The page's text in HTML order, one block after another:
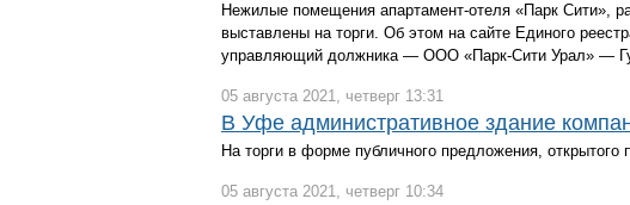
Нежилые помещения апартамент-отеля «Парк Сити»,
выставлены на торги. Об этом на сайте Единого
управляющий должника — ООО «Парк-Сити Урал» —
05 августа 2021, четверг 13:31
В Уфе административное здание
На торги в форме публичного предложения, открытого
05 августа 2021, четверг 10:34